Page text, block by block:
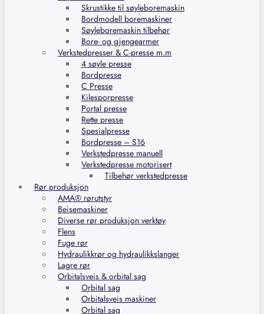
Skrustikke til søyleboremaskin
Bordmodell boremaskiner
Søyleboremaskin tilbehør
Bore- og gjengearmer
Verkstedpresser & C-presse m.m
4 søyle presse
Bordpresse
C Presse
Kilesporpresse
Portal presse
Rette presse
Spesialpresse
Bordpresse – S16
Verkstedpresse manuell
Verkstedpresse motorisert
Tilbehør verkstedpresse
Rør produksjon
AMA® rørutstyr
Beisemaskiner
Diverse rør produksjon verktøy
Flens
Fuge rør
Hydraulikkrør og hydraulikkslanger
Lagre rør
Orbitalsveis & orbital sag
Orbital sag
Orbitalsveis maskiner
Orbital sag